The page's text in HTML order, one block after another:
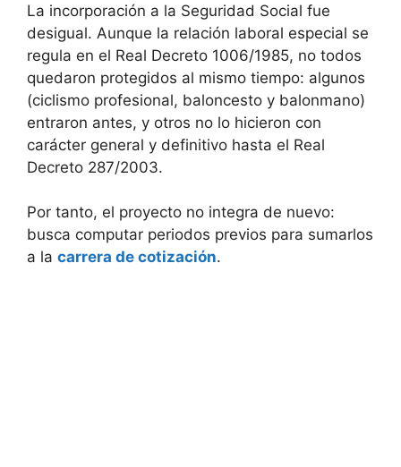
La incorporación a la Seguridad Social fue
desigual. Aunque la relación laboral especial se
regula en el Real Decreto 1006/1985, no todos
quedaron protegidos al mismo tiempo: algunos
(ciclismo profesional, baloncesto y balonmano)
entraron antes, y otros no lo hicieron con
carácter general y definitivo hasta el Real
Decreto 287/2003.
Por tanto, el proyecto no integra de nuevo:
busca computar periodos previos para sumarlos
a la carrera de cotización.